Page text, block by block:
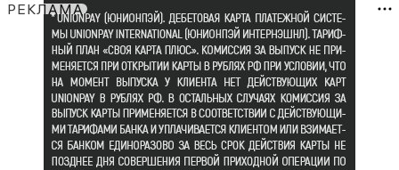
РЕКЛАМА